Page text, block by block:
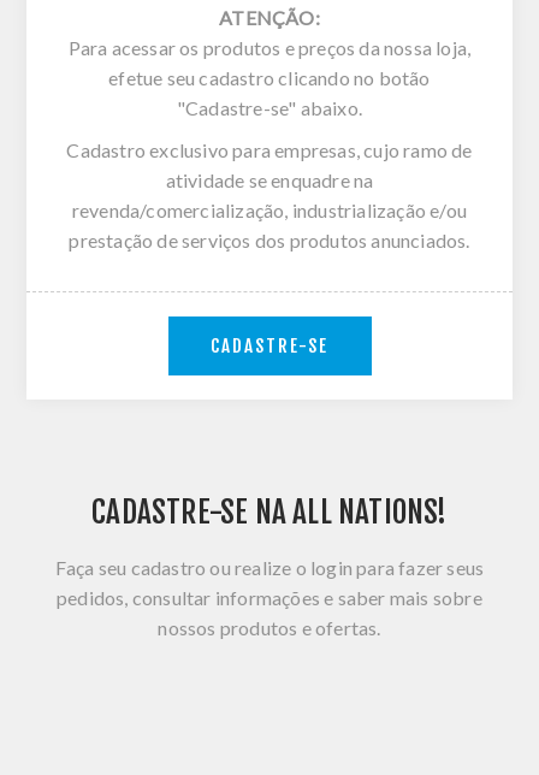
ATENÇÃO:
Para acessar os produtos e preços da nossa loja,
efetue seu cadastro clicando no botão
"Cadastre-se" abaixo.
Cadastro exclusivo para empresas, cujo ramo de
atividade se enquadre na
revenda/comercialização, industrialização e/ou
prestação de serviços dos produtos anunciados.
CADASTRE-SE
CADASTRE-SE NA ALL NATIONS!
Faça seu cadastro ou realize o login para fazer seus
pedidos, consultar informações e saber mais sobre
nossos produtos e ofertas.